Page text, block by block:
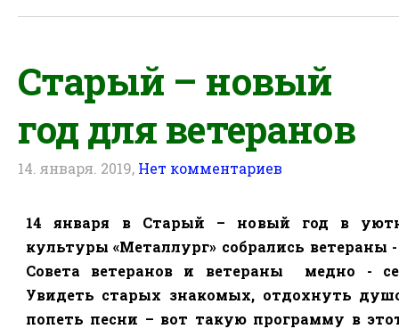
Старый – новый
год для ветеранов
14. января. 2019, Нет комментариев
14 января в Старый – новый год в
культуры «Металлург» собрались ветераны
Совета ветеранов и ветераны
медно -
Увидеть старых знакомых, отдохнуть
попеть песни – вот такую программу в